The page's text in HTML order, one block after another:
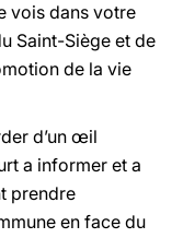
vois dans votre
Saint-Siège et de
de la vie
d’un œil
a informer et a
prendre
en face du